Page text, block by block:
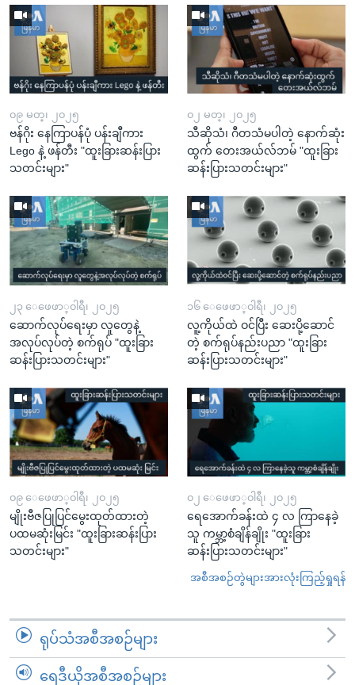
၀၉ မတ္၊ ၂၀၂၅
ဗန်ဂိုး နေကြာပန်ပုံ ပန်းချီကား
Lego နဲ့ ဖန်တီး "ထူးခြားဆန်းပြား
သတင်းများ"
၀၂ မတ္၊ ၂၀၂၅
သီဆိုသံ၊ ဂီတသံမပါတဲ့ နောက်ဆုံး
ထွက် တေးအယ်လ်ဘမ် "ထူးခြား
ဆန်းပြားသတင်းများ"
၂၃ ေဖေဖာ္၀ါရီ၊ ၂၀၂၅
ဆောက်လုပ်ရေးမှာ လူတွေနဲ့
အလုပ်လုပ်တဲ့ စက်ရုပ် "ထူးခြား
ဆန်းပြားသတင်းများ"
၁၆ ေဖေဖာ္၀ါရီ၊ ၂၀၂၅
လူ့ကိုယ်ထဲ ဝင်ပြီး ဆေးပို့ဆောင်
တဲ့ စက်ရုပ်နည်းပညာ "ထူးခြား
ဆန်းပြားသတင်းများ"
၀၉ ေဖေဖာ္၀ါရီ၊ ၂၀၂၅
မျိုးဗီဇပြုပြင်မွေးထုတ်ထားတဲ့
ပထမဆုံးမြင်း "ထူးခြားဆန်းပြား
သတင်းများ"
၀၂ ေဖေဖာ္၀ါရီ၊ ၂၀၂၅
ရေအောက်ခန်းထဲ ၄ လ ကြာနေခဲ့
သူ ကမ္ဘာ့စံချိန်ချိုး "ထူးခြား
ဆန်းပြားသတင်းများ"
အစီအစဉ်တွဲများအားလုံးကြည့်ရှုရန်
ရုပ်သံအစီအစဉ်များ
ရေဒီယိုအစီအစဉ်များ